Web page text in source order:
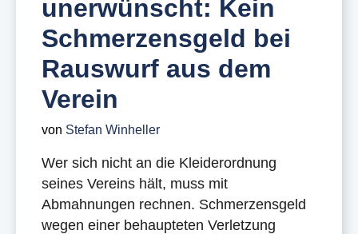
unerwünscht: Kein
Schmerzensgeld bei
Rauswurf aus dem
Verein
von Stefan Winheller
Wer sich nicht an die Kleiderordnung
seines Vereins hält, muss mit
Abmahnungen rechnen. Schmerzensgeld
wegen einer behaupteten Verletzung